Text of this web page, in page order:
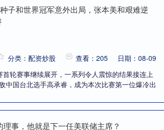
子和世界冠军意外出局，张本美和艰难逆
分类：配资炒股 查看：205
日期：08-09
轮赛事继续展开，一系列令人震惊的结果接连上
中国台北选手高承睿，成为本次比赛第一位爆冷出
理事，他就是下一任美联储主席？